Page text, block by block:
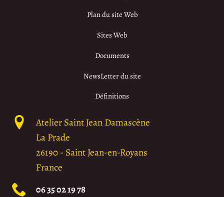
Plan du site Web
Sites Web
Documents
NewsLetter du site
Définitions
Atelier Saint Jean Damascène
La Prade
26190- Saint Jean-en-Royans
France
06 35 02 19 78